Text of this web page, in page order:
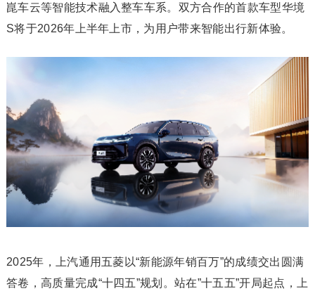
崑车云等智能技术融入整车车系。双方合作的首款车型华境
S将于2026年上半年上市，为用户带来智能出行新体验。
2025年，上汽通用五菱以“新能源年销百万”的成绩交出圆满
答卷，高质量完成“十四五”规划。站在”十五五”开局起点，上